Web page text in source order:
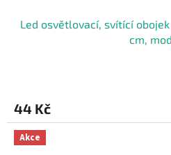
Led osvětlovací, svítící
cm,
44 Kč
Akce